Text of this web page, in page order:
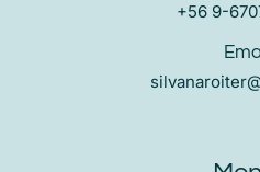
+56 9-